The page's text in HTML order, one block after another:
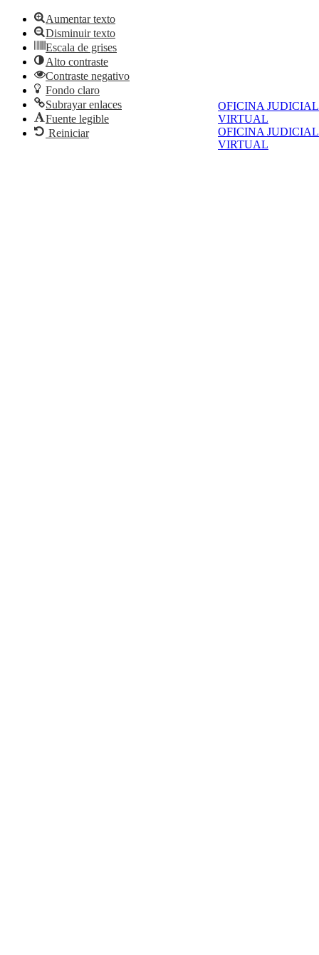
OFICINA JUDICIAL
VIRTUAL
OFICINA JUDICIAL
VIRTUAL
Aumentar texto
Disminuir texto
Escala de grises
Alto contraste
Contraste negativo
Fondo claro
Subrayar enlaces
Fuente legible
Reiniciar